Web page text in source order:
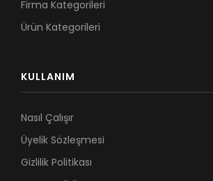
Firma Kategorileri
Ürün Kategorileri
KULLANIM
Nasıl Çalışır
Üyelik Sözleşmesi
Gizlilik Politikası